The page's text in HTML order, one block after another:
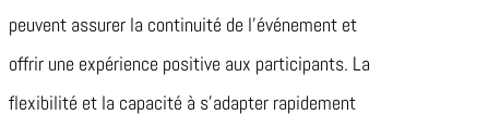
peuvent assurer la continuité de l’événement et
offrir une expérience positive aux participants. La
flexibilité et la capacité à s’adapter rapidement